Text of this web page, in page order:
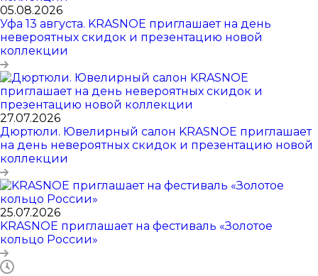
05.08.2026
Уфа 13 августа. KRASNOE приглашает на день
невероятных скидок и презентацию новой
коллекции
27.07.2026
Дюртюли. Ювелирный салон KRASNOE приглашает
на день невероятных скидок и презентацию новой
коллекции
25.07.2026
KRASNOE приглашает на фестиваль «Золотое
кольцо России»